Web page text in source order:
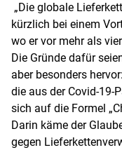
„Die globale
kürzlich bei einem
wo er vor mehr als
Die Gründe dafür
aber besonders
die aus der Covid-19-
sich auf die Formel
Darin käme der
gegen